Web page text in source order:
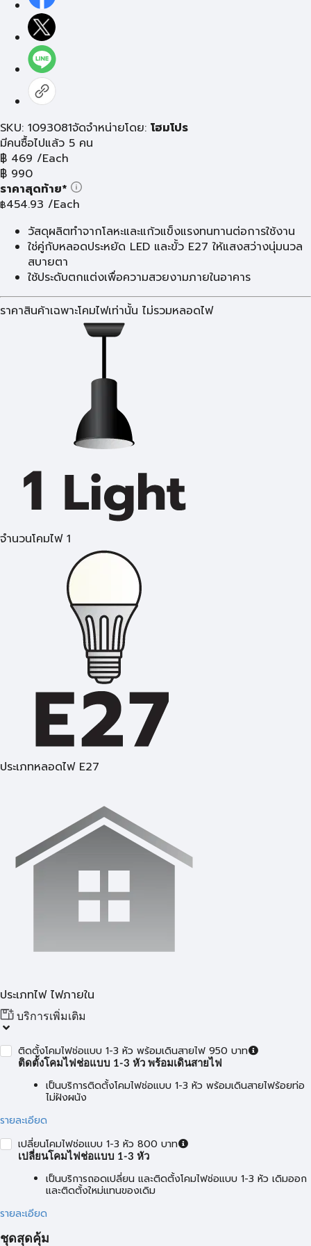
SKU: 1093081จัดจำหน่ายโดย: โฮมโปร
มีคนซื้อไปแล้ว 5 คน
฿ 469 /Each
฿ 990
ราคาสุดท้าย*
฿454.93 /Each
วัสดุผลิตทำจากโลหะและแก้วแข็งแรงทนทานต่อการใช้งาน
ใช่คู่กับหลอดประหยัด LED และขั้ว E27 ให้แสงสว่างนุ่มนวล
สบายตา
ใช้ประดับตกแต่งเพื่อความสวยงามภายในอาคาร
ราคาสินค้าเฉพาะโคมไฟเท่านั้น ไม่รวมหลอดไฟ
จำนวนโคมไฟ 1
ประเภทหลอดไฟ E27
ประเภทไฟ ไฟภายใน
บริการเพิ่มเติม
ติดตั้งโคมไฟช่อแบบ 1-3 หัว พร้อมเดินสายไฟ 950 บาท
ติดตั้งโคมไฟช่อแบบ 1-3 หัว พร้อมเดินสายไฟ
เป็นบริการติดตั้งโคมไฟช่อแบบ 1-3 หัว พร้อมเดินสายไฟร้อยท่อ
ไม่ฝังผนัง
รายละเอียด
เปลี่ยนโคมไฟช่อแบบ 1-3 หัว 800 บาท
เปลี่ยนโคมไฟช่อแบบ 1-3 หัว
เป็นบริการถอดเปลี่ยน และติดตั้งโคมไฟช่อแบบ 1-3 หัว เดิมออก
และติดตั้งใหม่แทนของเดิม
รายละเอียด
ชุดสุดคุ้ม